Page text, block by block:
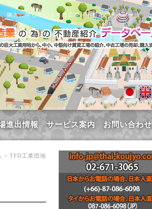
購入に関してのタイの工場・不動産データベース
進出情報 サービス案内 お問い合わせ
> TFD工業団地